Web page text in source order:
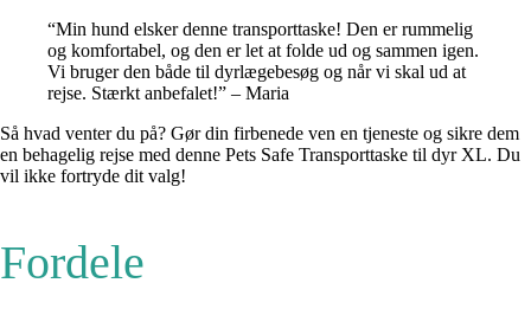
“Min hund elsker denne transporttaske! Den er rummelig
og komfortabel, og den er let at folde ud og sammen igen.
Vi bruger den både til dyrlægebesøg og når vi skal ud at
rejse. Stærkt anbefalet!” – Maria
Så hvad venter du på? Gør din firbenede ven en tjeneste og sikre dem
en behagelig rejse med denne Pets Safe Transporttaske til dyr XL. Du
vil ikke fortryde dit valg!
Fordele